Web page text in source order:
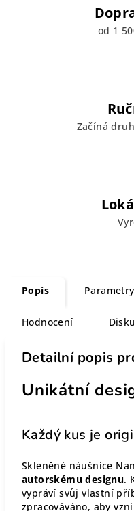
od 1
Začíná
Popis Parametry
Hodnocení
Detailní popis
Unikátní
Každý kus je
Skleněné náušnice
autorskému designu.
vypráví svůj vlastní
zpracováváno, aby